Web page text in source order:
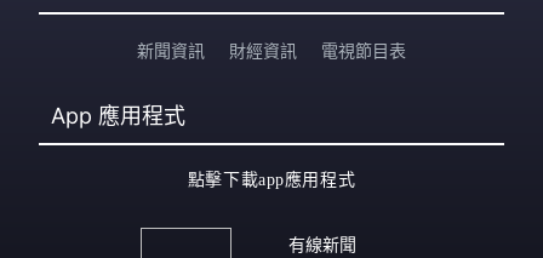
新聞資訊 財經資訊 電視節目表
App 應用程式
點擊下載app應用程式
有線新聞